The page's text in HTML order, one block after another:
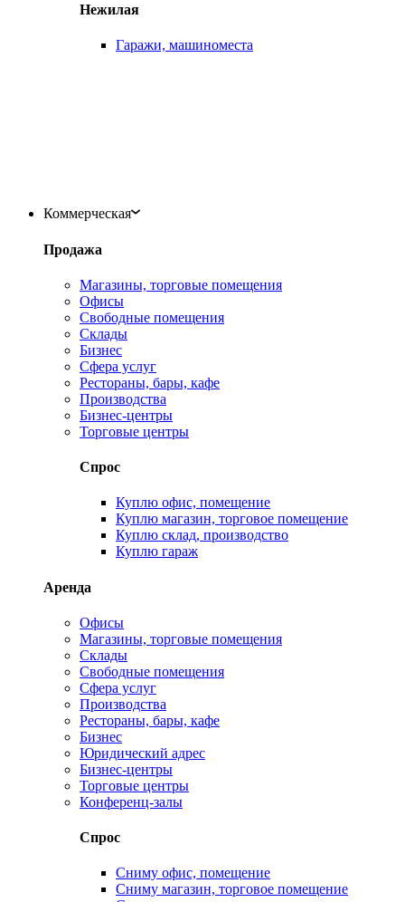
Нежилая
Гаражи, машиноместа
Коммерческая
Продажа
Магазины, торговые помещения
Офисы
Свободные помещения
Склады
Бизнес
Сфера услуг
Рестораны, бары, кафе
Производства
Бизнес-центры
Торговые центры
Спрос
Куплю офис, помещение
Куплю магазин, торговое помещение
Куплю склад, производство
Куплю гараж
Аренда
Офисы
Магазины, торговые помещения
Склады
Свободные помещения
Сфера услуг
Производства
Рестораны, бары, кафе
Бизнес
Юридический адрес
Бизнес-центры
Торговые центры
Конференц-залы
Спрос
Сниму офис, помещение
Сниму магазин, торговое помещение